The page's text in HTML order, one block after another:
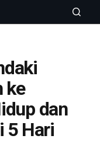
ke
dan
5 Hari